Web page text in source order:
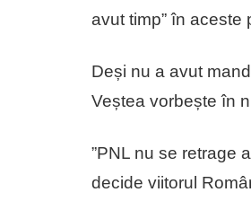
avut timp” în aceste
Deși nu a avut
Veștea vorbește în
”PNL nu se retrage
decide viitorul